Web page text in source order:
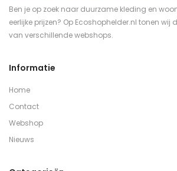
Ben je op zoek naar duurzame kleding en
eerlijke prijzen? Op Ecoshophelder.nl tonen wij
van verschillende webshops.
Informatie
Home
Contact
Webshop
Nieuws